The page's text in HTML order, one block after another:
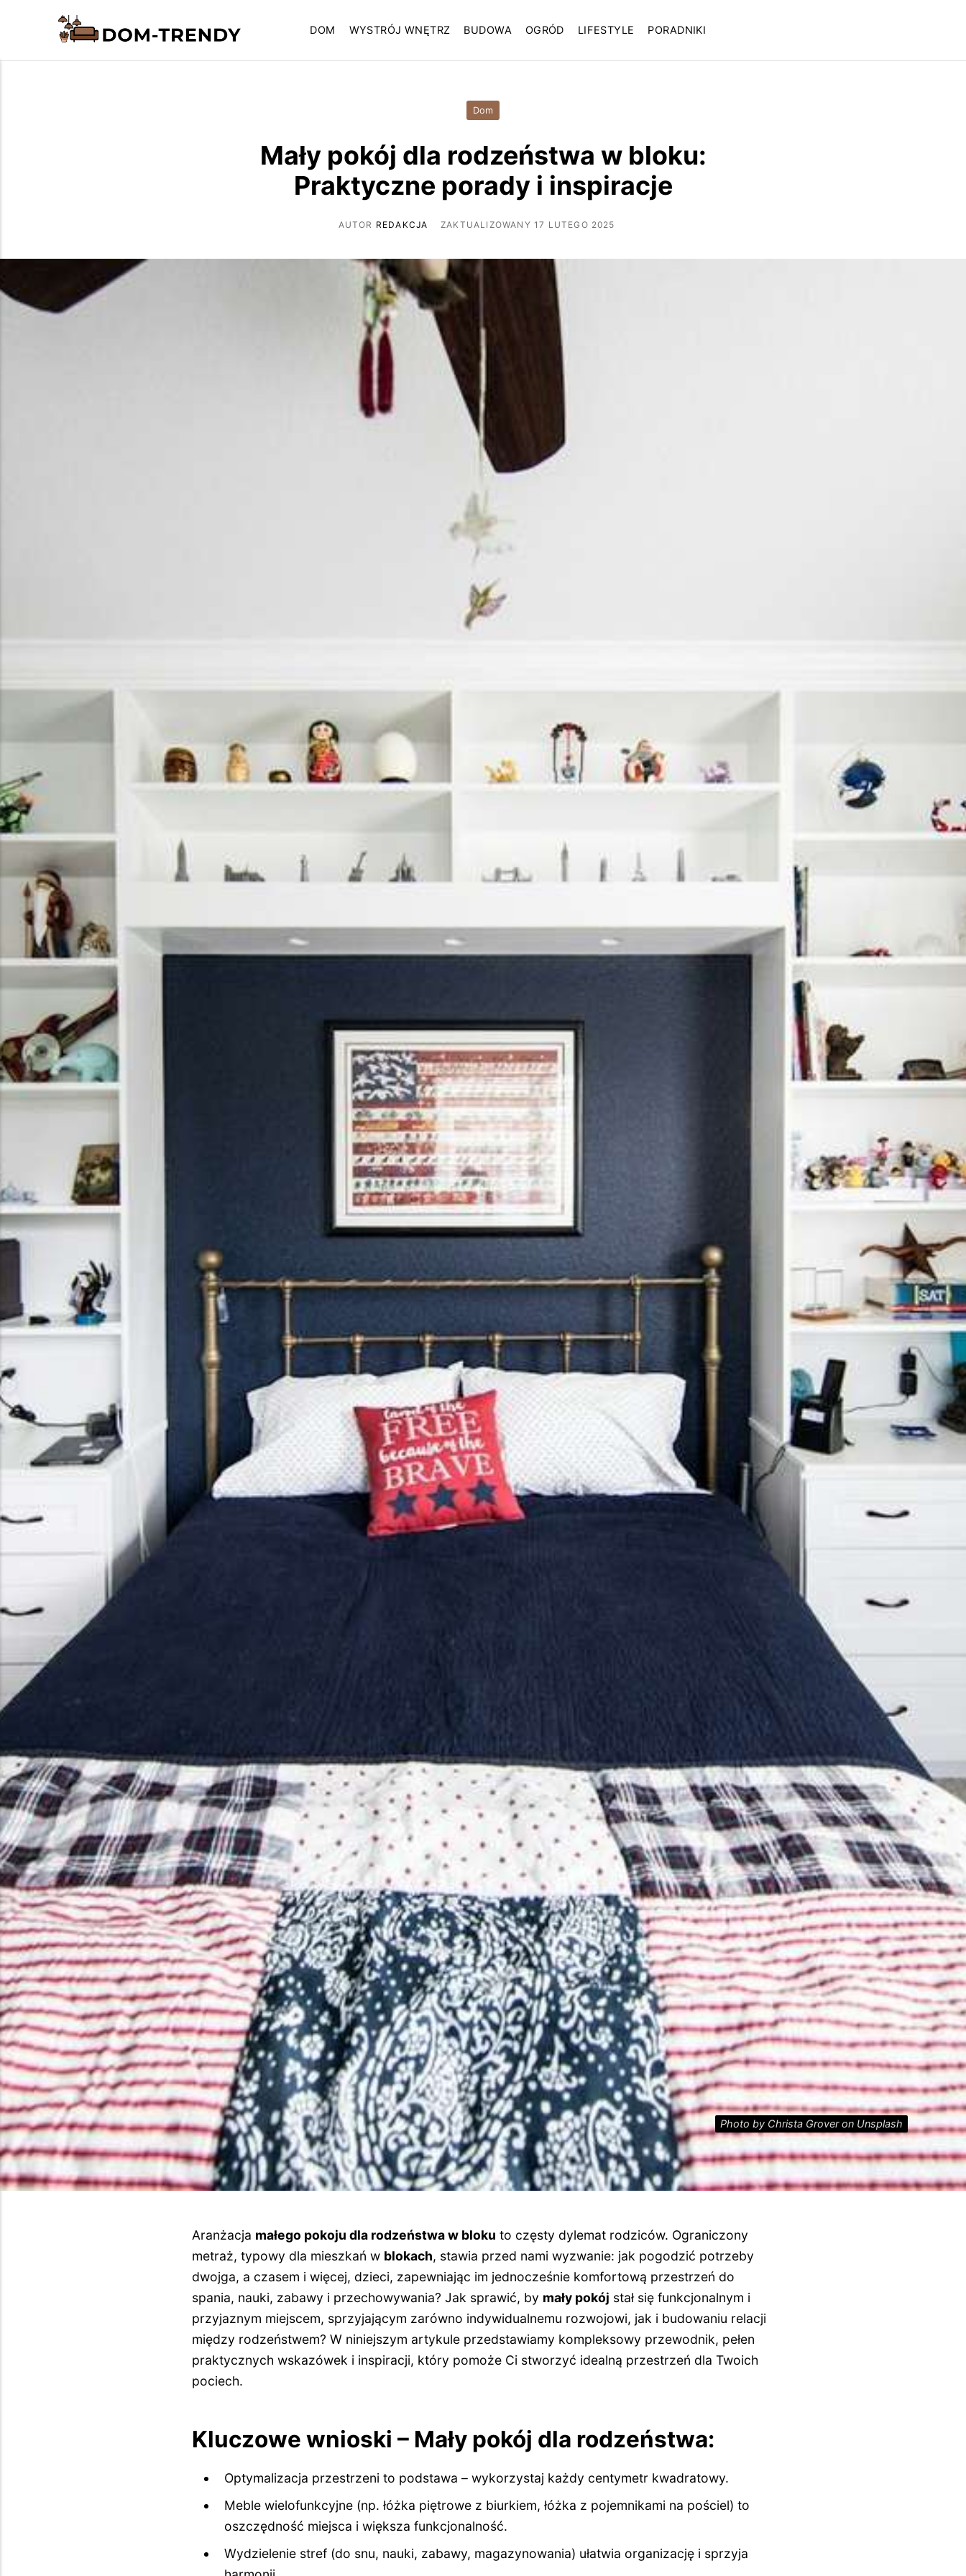
DOM WYSTRÓJ WNĘTRZ BUDOWA OGRÓD LIFESTYLE PORADNIKI
Dom
Mały pokój dla rodzeństwa w bloku:
Praktyczne porady i inspiracje
AUTOR REDAKCJA ZAKTUALIZOWANY 17 LUTEGO 2025
Photo by Christa Grover on Unsplash
Aranżacja małego pokoju dla rodzeństwa w bloku to częsty dylemat rodziców. Ograniczony
metraż, typowy dla mieszkań w blokach, stawia przed nami wyzwanie: jak pogodzić potrzeby
dwojga, a czasem i więcej, dzieci, zapewniając im jednocześnie komfortową przestrzeń do
spania, nauki, zabawy i przechowywania? Jak sprawić, by mały pokój stał się funkcjonalnym i
przyjaznym miejscem, sprzyjającym zarówno indywidualnemu rozwojowi, jak i budowaniu relacji
między rodzeństwem? W niniejszym artykule przedstawiamy kompleksowy przewodnik, pełen
praktycznych wskazówek i inspiracji, który pomoże Ci stworzyć idealną przestrzeń dla Twoich
pociech.
Kluczowe wnioski – Mały pokój dla rodzeństwa:
Optymalizacja przestrzeni to podstawa – wykorzystaj każdy centymetr kwadratowy.
Meble wielofunkcyjne (np. łóżka piętrowe z biurkiem, łóżka z pojemnikami na pościel) to
oszczędność miejsca i większa funkcjonalność.
Wydzielenie stref (do snu, nauki, zabawy, magazynowania) ułatwia organizację i sprzyja